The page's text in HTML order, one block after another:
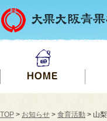
TOP > お知らせ > 食育活動 > 山